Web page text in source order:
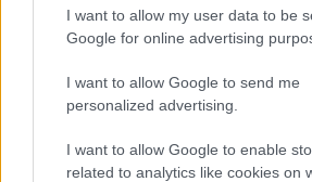
I want to allow my user data to be
Google for online advertising
I want to allow Google to send me
personalized advertising.
I want to allow Google to enable
related to analytics like cookies on
Petrolio in calo: Brent a 88.9 dollari,
materie prime
Andrea Innocenti · 6 Ago 2026